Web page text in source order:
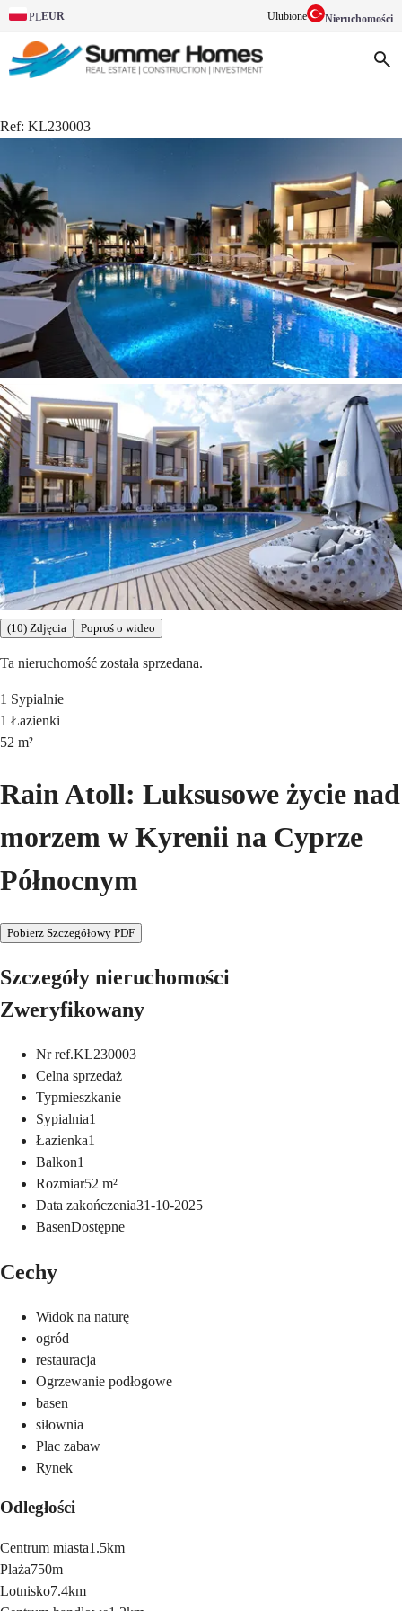
PLEUR Ulubione Nieruchomości
Ref: KL230003
(10) Zdjęcia Poproś o wideo
Ta nieruchomość została sprzedana.
1 Sypialnie
1 Łazienki
52 m²
Rain Atoll: Luksusowe życie nad
morzem w Kyrenii na Cyprze
Północnym
Pobierz Szczegółowy PDF
Szczegóły nieruchomości
Zweryfikowany
Nr ref.KL230003
Celna sprzedaż
Typmieszkanie
Sypialnia1
Łazienka1
Balkon1
Rozmiar52 m²
Data zakończenia31-10-2025
BasenDostępne
Cechy
Widok na naturę
ogród
restauracja
Ogrzewanie podłogowe
basen
siłownia
Plac zabaw
Rynek
Odległości
Centrum miasta1.5km
Plaża750m
Lotnisko7.4km